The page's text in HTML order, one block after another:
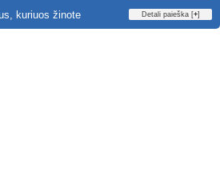
kuriuos žinote Detali paieška [+]